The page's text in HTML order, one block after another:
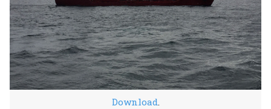
Download.